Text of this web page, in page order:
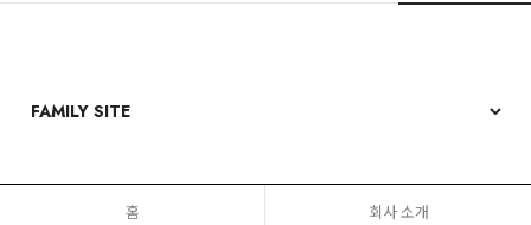
홈 회사 소개